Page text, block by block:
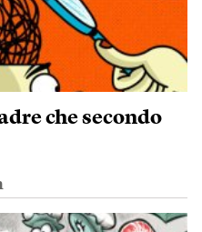
che secondo